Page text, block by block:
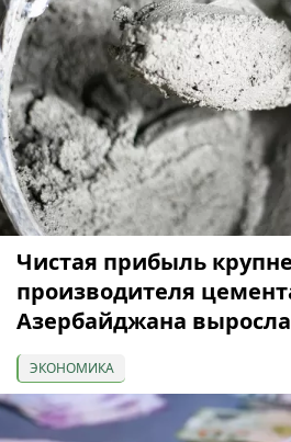
Чистая прибыль
производителя
Азербайджана
ЭКОНОМИКА